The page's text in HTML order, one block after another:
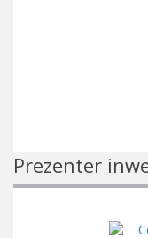
Prezenter